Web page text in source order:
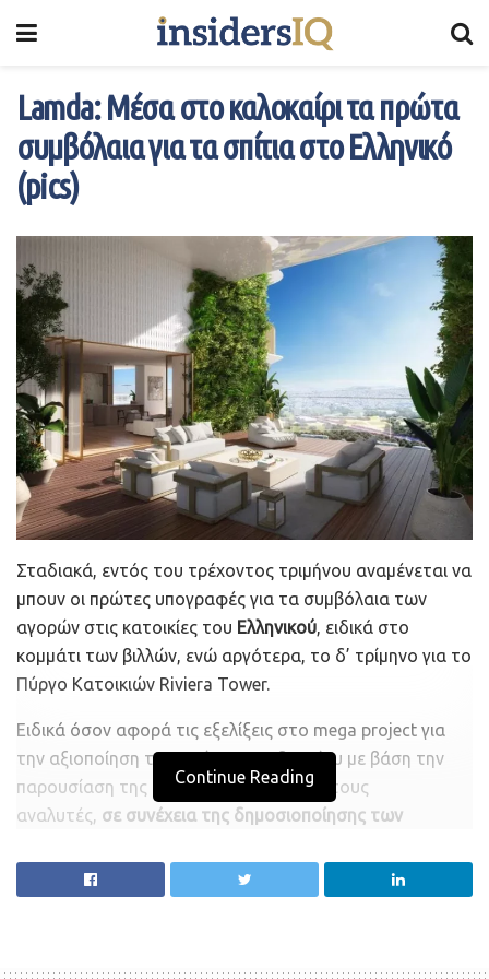
Lamda: Μέσα στο καλοκαίρι τα πρώτα
συμβόλαια για τα σπίτια στο Ελληνικό
(pics)
Σταδιακά, εντός του τρέχοντος τριμήνου αναμένεται να
μπουν οι πρώτες υπογραφές για τα συμβόλαια των
αγορών στις κατοικίες του Ελληνικού, ειδικά στο
κομμάτι των βιλλών, ενώ αργότερα, το δ’ τρίμηνο για το
Πύργο Κατοικιών Riviera Tower.
Ειδικά όσον αφορά τις εξελίξεις στο mega project για
την αξιοποίηση του πρώην αεροδρομίου με βάση την
παρουσίαση της
Lamda Development στους
αναλυτές, σε συνέχεια της δημοσιοποίησης των
εντός του 2022 αφορούν τέσσερα βασικά σημεία:
Continue Reading